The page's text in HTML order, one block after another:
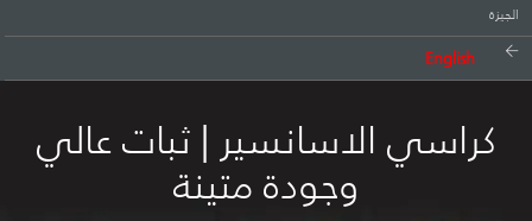
الجيزة
English
كراسي الاسانسير | ثبات عالي
وجودة متينة